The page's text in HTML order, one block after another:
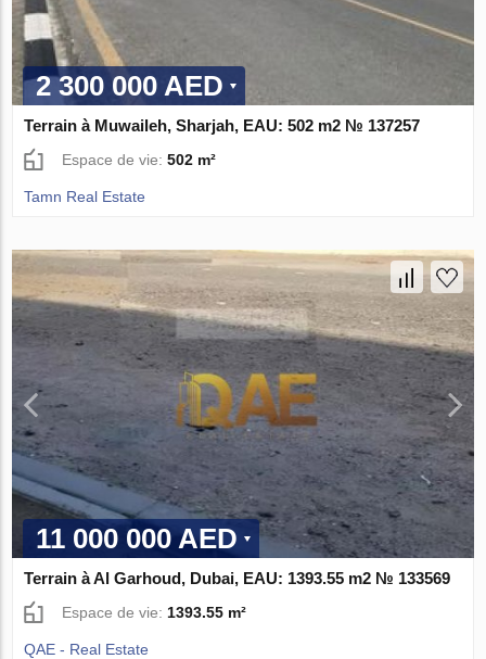
2 300 000 AED
Terrain à Muwaileh, Sharjah, EAU: 502 m2 № 137257
Espace de vie:502 m²
Tamn Real Estate
11 000 000 AED
Terrain à Al Garhoud, Dubai, EAU: 1393.55 m2 № 133569
Espace de vie: 1393.55 m²
QAE - Real Estate